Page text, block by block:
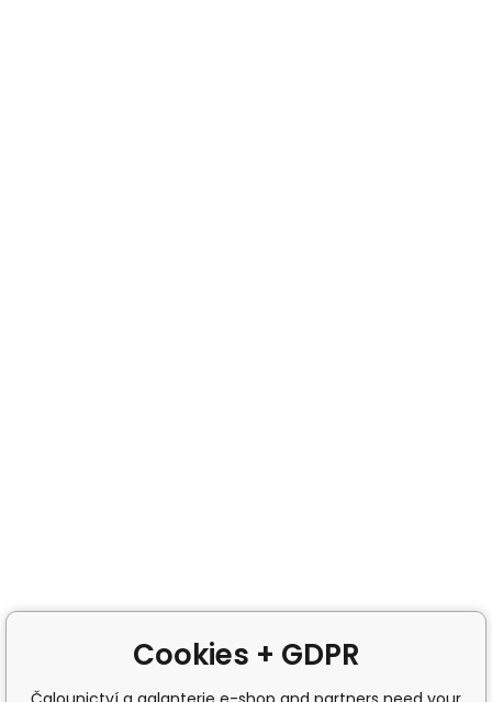
Cookies + GDPR